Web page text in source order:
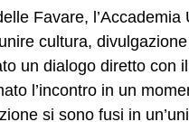
Favare,
cultura,
un dialogo diretto con
l’incontro in un
si sono fusi in